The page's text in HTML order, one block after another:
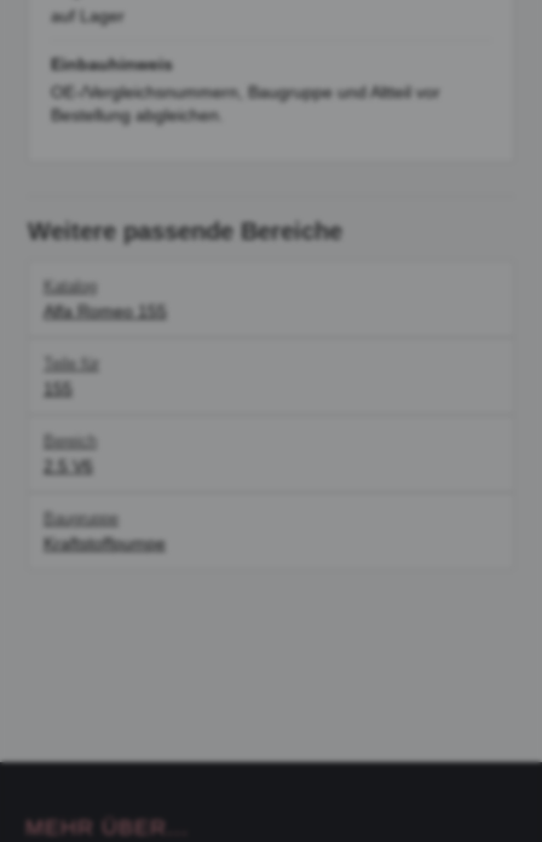
auf Lager
Einbauhinweis
OE-/Vergleichsnummern, Baugruppe und Altteil vor
Bestellung abgleichen.
Weitere passende Bereiche
Katalog
Alfa Romeo 155
Teile für
155
Bereich
2.5 V6
Baugruppe
Kraftstoffpumpe
MEHR ÜBER...